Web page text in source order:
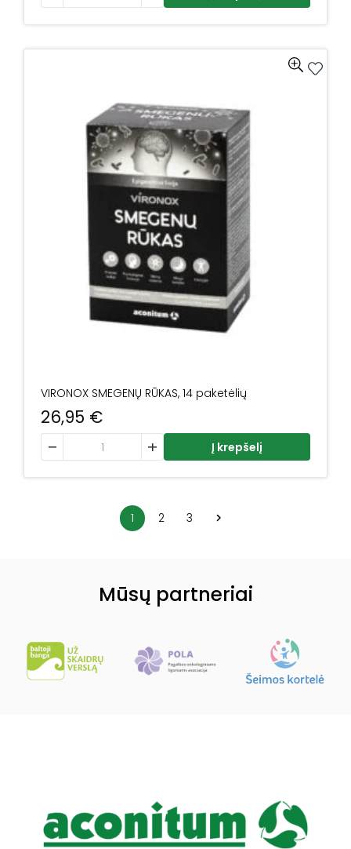
VIRONOX SMEGENŲ RŪKAS, 14 paketėlių
26,95 €
produkto kiekis: VIRONOX SMEGENŲ RŪKAS, 14 paketėlių
Į krepšelį
1 2 3
Mūsų partneriai